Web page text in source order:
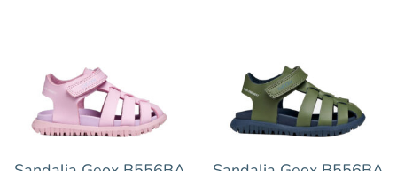
Mustang
Nens
New Balance